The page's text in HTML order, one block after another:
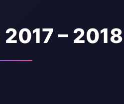
2017 – 2018